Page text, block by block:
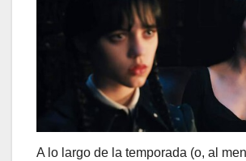
A lo largo de la temporada (o, al